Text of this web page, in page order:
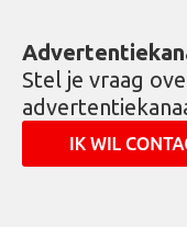
Stel je vraag